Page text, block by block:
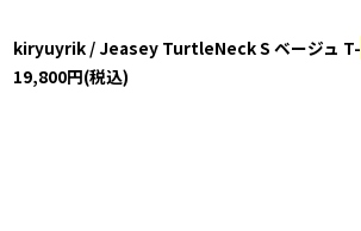
kiryuyrik / Jeasey TurtleNeck S ベージュ T-
19,800円(税込)